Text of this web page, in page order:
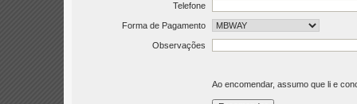
Telefone
Forma de Pagamento
Observações
Ao encomendar, assumo que li e